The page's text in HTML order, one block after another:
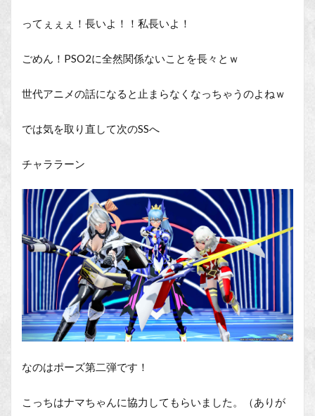
ってぇぇぇ！長いよ！！私長いよ！
ごめん！PSO2に全然関係ないことを長々とｗ
世代アニメの話になると止まらなくなっちゃうのよねｗ
では気を取り直して次のSSへ
チャララーン
なのはポーズ第二弾です！
こっちはナマちゃんに協力してもらいました。（ありが